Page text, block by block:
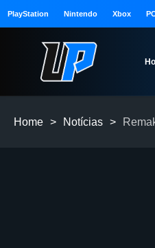
PlayStation Nintendo Xbox
Home > Notícias >